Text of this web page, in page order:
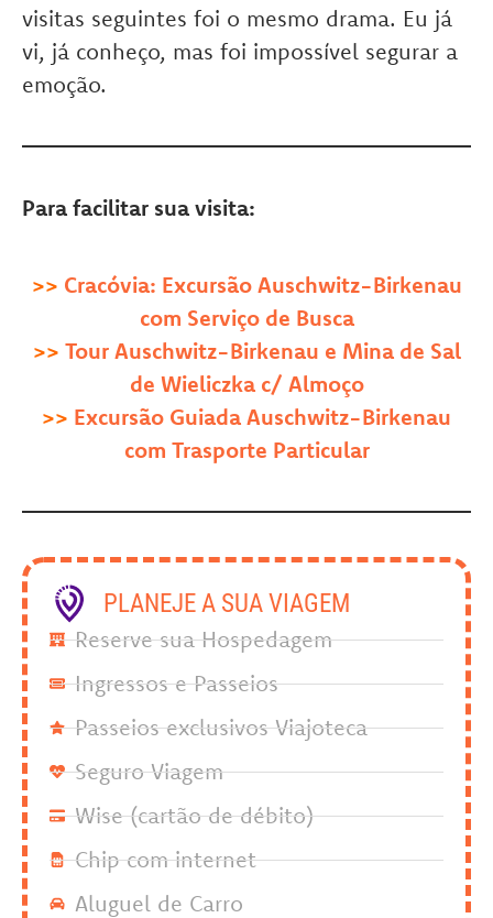
visitas seguintes foi o mesmo drama. Eu já
vi, já conheço, mas foi impossível segurar a
emoção.
Para facilitar sua visita:
>> Cracóvia: Excursão Auschwitz-Birkenau
com Serviço de Busca
>> Tour Auschwitz-Birkenau e Mina de Sal
de Wieliczka c/ Almoço
>> Excursão Guiada Auschwitz-Birkenau
com Trasporte Particular
PLANEJE A SUA VIAGEM
Reserve sua Hospedagem
Ingressos e Passeios
Passeios exclusivos Viajoteca
Seguro Viagem
Wise (cartão de débito)
Chip com internet
Aluguel de Carro